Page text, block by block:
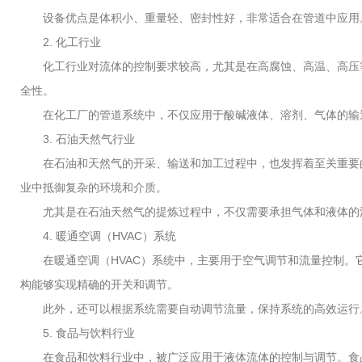
设备优点是体积小、重量轻、密封性好，非常适合在管道中应用
2. 化工行业
化工行业对流体的控制要求较高，尤其是在高腐蚀、高温、高压
全性。
在化工厂的管道系统中，不仅应用于酸碱液体、溶剂、气体的输
3. 石油天然气行业
在石油和天然气的开采、输送和加工过程中，也发挥着至关重要
业中抵御复杂的环境和介质。
尤其是在石油天然气的提炼过程中，不仅需要承担气体和液体的
4. 暖通空调（HVAC）系统
在暖通空调（HVAC）系统中，主要用于空气调节和流量控制。
构能够实现精确的开关和调节。
此外，还可以根据系统需要自动调节流量，保持系统的高效运行
5. 食品与饮料行业
在食品和饮料行业中，被广泛应用于液体流体的控制与调节。食